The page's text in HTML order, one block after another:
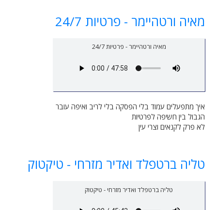
מאיה ורטהיימר - פרטיות 24/7
מאיה ורטהיימר - פרטיות 24/7
איך מתפעלים עמוד בלי הפסקה בלי לריב ואיפה עובר
הגבול בין חשיפה לפרטיות
לא פרק לקנאים וצרי עין
טליה ברטפלד ואדיר מזרחי - טיקטוק
טליה ברטפלד ואדיר מזרחי - טיקטוק